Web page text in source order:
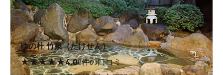
ゆの杜 竹泉（たけせん）
★★★★★4.08件の口コミ